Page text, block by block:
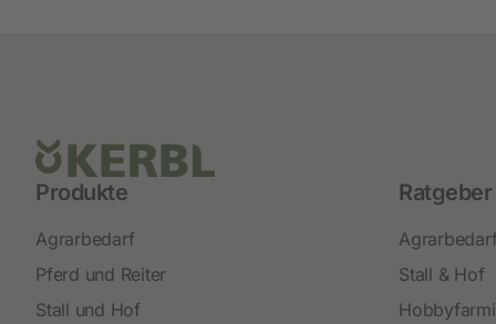
Produkte
Agrarbedarf
Pferd und Reiter
Stall und Hof
Ratgeber
Stall & Hof